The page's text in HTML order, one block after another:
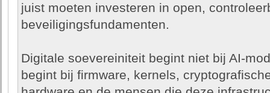
juist moeten investeren in open,
beveiligingsfundamenten.
Digitale soevereiniteit begint niet bij AI-
begint bij firmware, kernels,